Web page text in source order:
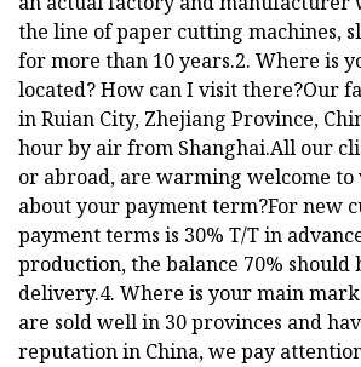
the line of paper cutting machines,
for more than 10 years.2. Where is
located? How can I visit there?Our
in Ruian City, Zhejiang Province,
hour by air from Shanghai.All our
or abroad, are warming welcome to
about your payment term?For new
payment terms is 30% T/T in
production, the balance 70% should
delivery.4. Where is your main
are sold well in 30 provinces and
reputation in China, we pay